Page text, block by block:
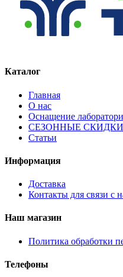
Каталог
Главная
О нас
Оснащение
СЕЗОННЫЕ СКИДКИ
Статьи
Информация
Доставка
Контакты для связи с
Наш магазин
Политика обработки
Телефоны